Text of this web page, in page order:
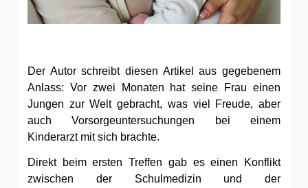
Der Autor schreibt diesen Artikel aus gegebenem
Anlass: Vor zwei Monaten hat seine Frau einen
Jungen zur Welt gebracht, was viel Freude, aber
auch Vorsorgeuntersuchungen bei einem
Kinderarzt mit sich brachte.
Direkt beim ersten Treffen gab es einen Konflikt
zwischen der Schulmedizin und der